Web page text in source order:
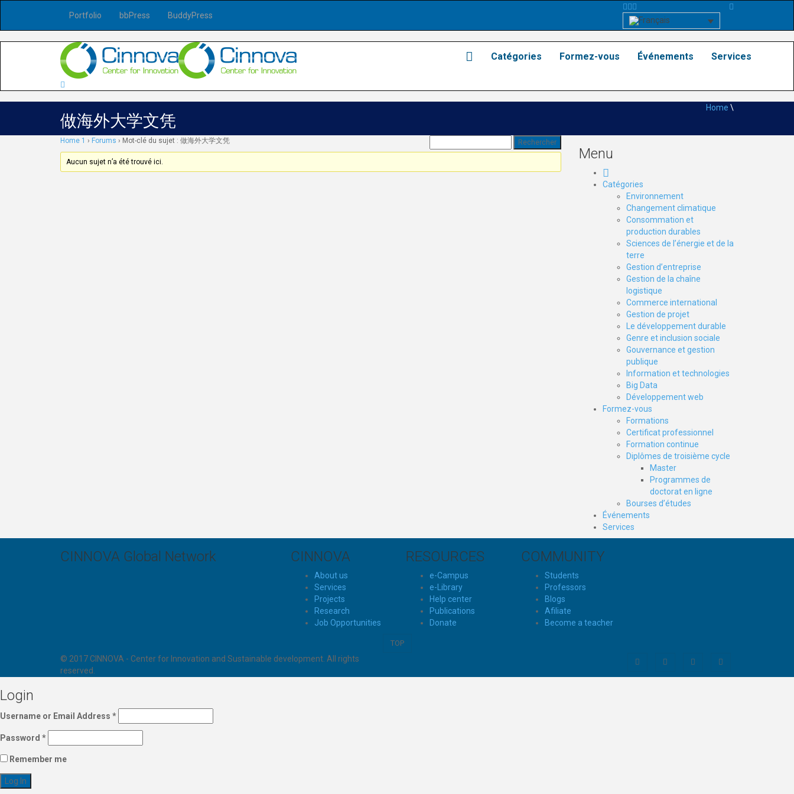
Portfolio bbPress BuddyPress
Catégories Formez-vous Événements Services
做海外大学文凭
Home \
Home 1 › Forums › Mot-clé du sujet : 做海外大学文凭
Aucun sujet n’a été trouvé ici. Menu
Catégories
Environnement
Changement climatique
Consommation et
production durables
Sciences de l’énergie et de la
terre
Gestion d’entreprise
Gestion de la chaîne
logistique
Commerce international
Gestion de projet
Le développement durable
Genre et inclusion sociale
Gouvernance et gestion
publique
Information et technologies
Big Data
Développement web
Formez-vous
Formations
Certificat professionnel
Formation continue
Diplômes de troisième cycle
Master
Programmes de
doctorat en ligne
Bourses d’études
Événements
Services
CINNOVA Global Network CINNOVA
About us
Services
Projects
Research
Job Opportunities
RESOURCES
e-Campus
e-Library
Help center
Publications
Donate
COMMUNITY
Students
Professors
Blogs
Afiliate
Become a teacher
TOP
© 2017 CINNOVA - Center for Innovation and Sustainable development. All rights
reserved.
Login
Username or Email Address *
Password *
Remember me